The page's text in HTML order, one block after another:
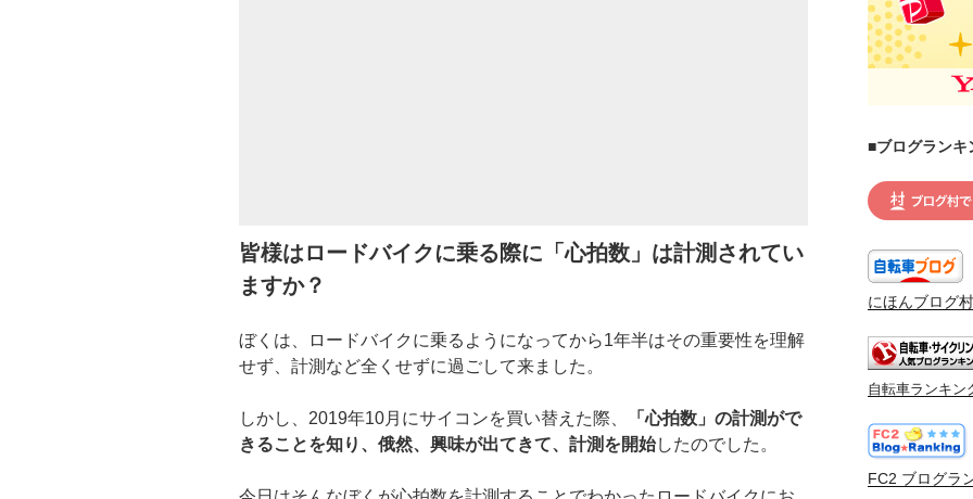
皆様はロードバイクに乗る際に「心拍数」は計測されてい
ますか？
ぼくは、ロードバイクに乗るようになってから1年半はその重要性を理解
せず、計測など全くせずに過ごして来ました。
しかし、2019年10月にサイコンを買い替えた際、
「心拍数」の計測がで
きることを知り、俄然、興味が出てきて、計測を開始したのでした。
■ブログランキ
にほんブログ村
自転車ランキン
FC2 ブログラ